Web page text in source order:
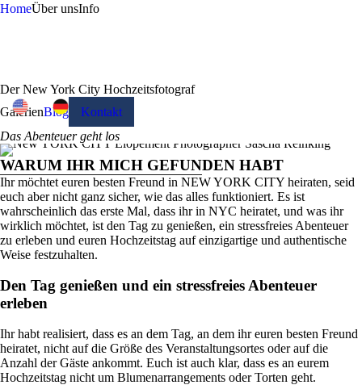
HomeÜber unsInfo
Der New York City Hochzeitsfotograf
GalerienBlog
Kontakt
Das Abenteuer geht los
WARUM IHR MICH GEFUNDEN HABT
Ihr möchtet euren besten Freund in NEW YORK CITY heiraten, seid
euch aber nicht ganz sicher, wie das alles funktioniert. Es ist
wahrscheinlich das erste Mal, dass ihr in NYC heiratet, und was ihr
wirklich möchtet, ist den Tag zu genießen, ein stressfreies Abenteuer
zu erleben und euren Hochzeitstag auf einzigartige und authentische
Weise festzuhalten.
Den Tag genießen und ein stressfreies Abenteuer
erleben
Ihr habt realisiert, dass es an dem Tag, an dem ihr euren besten Freund
heiratet, nicht auf die Größe des Veranstaltungsortes oder auf die
Anzahl der Gäste ankommt. Euch ist auch klar, dass es an eurem
Hochzeitstag nicht um Blumenarrangements oder Torten geht.